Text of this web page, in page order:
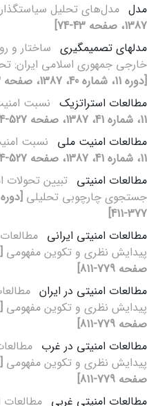
مدل مدل‌های تحلیل
1387، صفحه 43-74]
مدل‏های تصمیم‏گیری ساختار و
خارجی جمهوری اسلامی ایران:
[دوره 11، شماره 40، 1387، صفحه 313-348]
مطالعات استراتزیک نسبت
11، شماره 41، 1387، صفحه 527-544]
مطالعات امنیت ملی
نسبت
11، شماره 41، 1387، صفحه 527-544]
مطالعات امنیتی تبیین تحولات
جستجوی چارچوبی تحلیلی
377-411]
مطالعات امنیتی ایرانی
پیدایش نظری و تکوین مفهومی
صفحه 779-811]
مطالعات امنیتی در ایران
پیدایش نظری و تکوین مفهومی
صفحه 779-811]
مطالعات امنیتی در غرب
پیدایش نظری و تکوین مفهومی
صفحه 779-811]
مطالعات امنیتی غربی مطالعات